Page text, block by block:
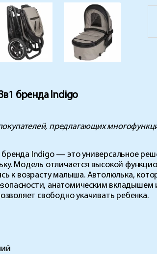
бренда Indigo
предлагающих
бренда Indigo — это универсальное
Модель отличается высокой
к возрасту малыша. Автолюлька,
анатомическим
свободно укачивать ребенка.